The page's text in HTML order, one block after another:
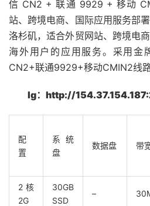
信 CN2 + 联通 9929 + 移动
站、跨境电商、国际应用服务部
洛杉矶，适合外贸网站、跨境电
海外用户的应用服务。采用金
CN2+联通9929+移动CMIN2线路
lg：http://
配
置
系统
盘
数据盘 带
2 核
2G
30GB
SSD
–